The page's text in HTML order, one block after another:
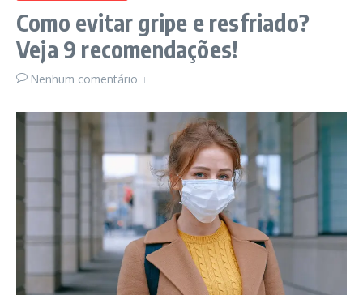
Como evitar gripe e resfriado?
Veja 9 recomendações!
Nenhum comentário